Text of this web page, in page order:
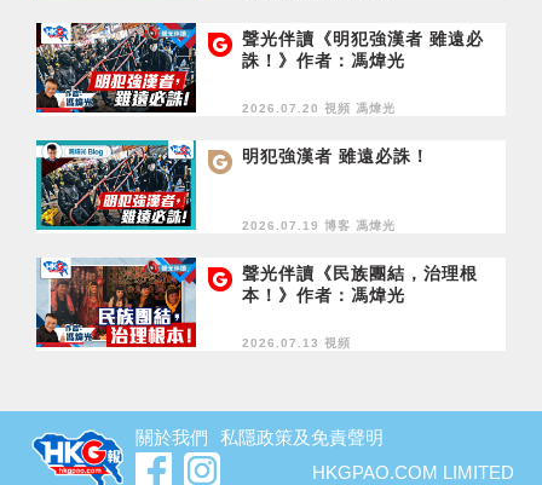
聲光伴讀《明犯強漢者 雖遠必
誅！》作者：馮煒光
2026.07.20 視頻 馮煒光
明犯強漢者 雖遠必誅！
2026.07.19 博客 馮煒光
聲光伴讀《民族團結，治理根
本！》作者：馮煒光
2026.07.13 視頻
關於我們
私隱政策及免責聲明
HKGPAO.COM LIMITED